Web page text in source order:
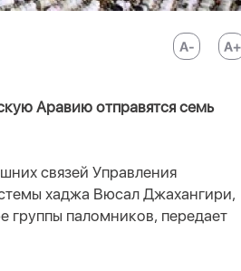
Аравию отправятся семь
связей Управления
хаджа Вюсал Джахангири,
группы паломников, передает